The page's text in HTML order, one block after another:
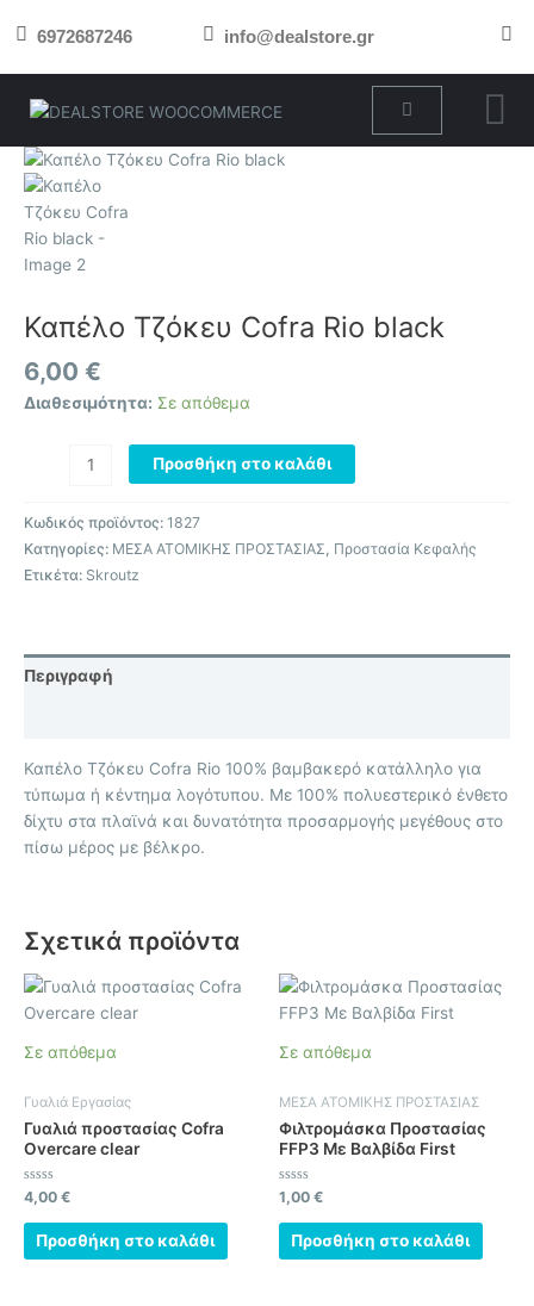
στο 6972687246 info@dealstore.gr
Cart
Καπέλο Τζόκευ Cofra Rio black
6,00 €
Διαθεσιμότητα: Σε απόθεμα
Καπέλο
Τζόκευ
Cofra
Rio
black
Προσθήκη στο καλάθι
Κωδικός προϊόντος: 1827
Κατηγορίες: ΜΕΣΑ ΑΤΟΜΙΚΗΣ ΠΡΟΣΤΑΣΙΑΣ, Προστασία Κεφαλής
Ετικέτα: Skroutz
Περιγραφή
Καπέλο Τζόκευ Cofra Rio 100% βαμβακερό κατάλληλο για
τύπωμα ή κέντημα λογότυπου. Με 100% πολυεστερικό ένθετο
δίχτυ στα πλαϊνά και δυνατότητα προσαρμογής μεγέθους στο
πίσω μέρος με βέλκρο.
Σχετικά προϊόντα
Σε απόθεμα
Γυαλιά Εργασίας
Γυαλιά προστασίας Cofra
Overcare clear
Βαθμολογήθηκε
με
0
από
4,00 €
Προσθήκη στο καλάθι
Σε απόθεμα
ΜΕΣΑ ΑΤΟΜΙΚΗΣ ΠΡΟΣΤΑΣΙΑΣ
Φιλτρομάσκα Προστασίας
FFP3 Με Βαλβίδα First
Βαθμολογήθηκε
με
0
από
1,00 €
Προσθήκη στο καλάθι